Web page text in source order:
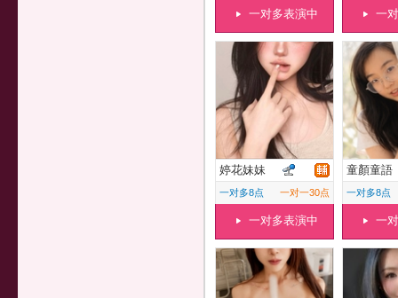
一对多表演中 一
婷花妹妹
一对多8点 一对一30点
一对多表演中
童顏童語
一对多8点
一